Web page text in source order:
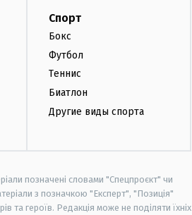
Спорт
Бокс
Футбол
Теннис
Биатлон
Другие виды спорта
позначені словами "Спецпроєкт" чи
з позначкою "Експерт", "Позиція"
та героїв. Редакція може не поділяти їхніх